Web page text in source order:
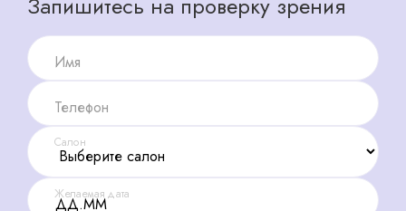
Имя
Телефон
Салон
Желаемая дата